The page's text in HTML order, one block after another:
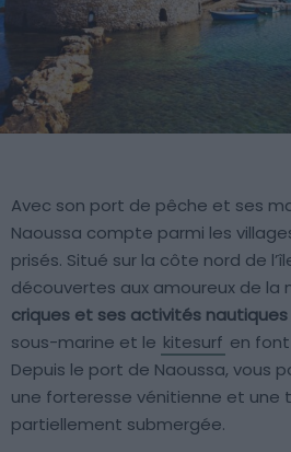
Avec son port de pêche et ses
Naoussa compte parmi les
prisés. Situé sur la côte nord de
découvertes aux amoureux de la
criques et ses activités nautiques
sous-marine et le kitesurf en
Depuis le port de Naoussa, vous
une forteresse vénitienne et une
partiellement submergée.